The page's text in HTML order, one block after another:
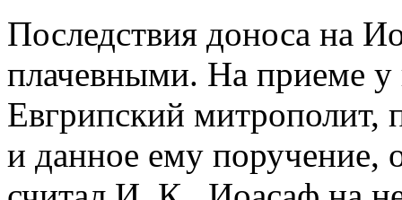
Последствия доноса на
плачевными. На приеме у
Евгрипский митрополит,
и данное ему поручение,